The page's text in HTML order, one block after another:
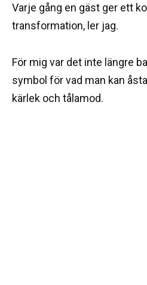
Varje gång en gäst ger ett
transformation, ler jag.
För mig var det inte längre
symbol för vad man kan
kärlek och tålamod.